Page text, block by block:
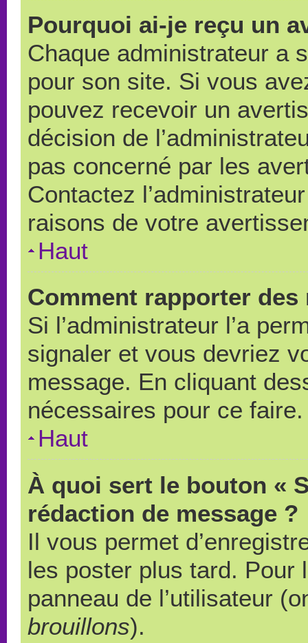
Pourquoi ai-je reçu un
Chaque administrateur a
pour son site. Si vous
pouvez recevoir un
décision de
pas concerné par les
Contactez
raisons de votre
Haut
Comment rapporter
Si l’administrateur l’a
signaler et vous devriez
message. En cliquant
nécessaires pour ce faire.
Haut
À quoi sert le bouton «
rédaction de message ?
Il vous permet
les poster plus tard. Pour
panneau de l’utilisateur
brouillons).